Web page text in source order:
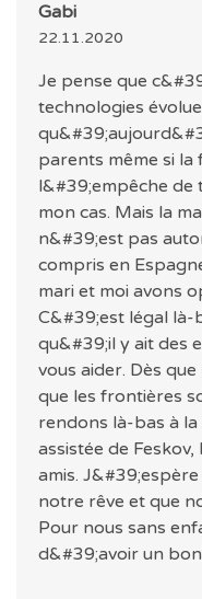
Gabi
22.11.2020
Je pense que
technologies
parents même si la
l&#39;empêche de
mon cas. Mais la
n&#39;est pas
compris en
mari et moi avons
C&#39;est légal
qu&#39;il y ait des
vous aider. Dès
que les frontières
rendons là-bas à
assistée de
amis.
notre rêve et que
Pour nous sans
d&#39;avoir un